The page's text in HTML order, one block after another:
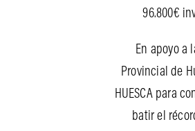
96.800€
En apoyo a
Provincial de
HUESCA para
batir el